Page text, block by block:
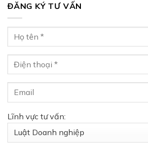
ĐĂNG KÝ TƯ VẤN
Lĩnh vực tư vấn: